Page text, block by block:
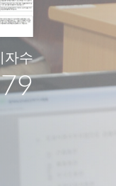
자수